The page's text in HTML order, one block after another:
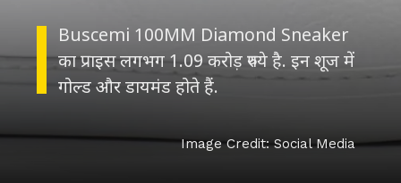
Buscemi 100MM Diamond Sneaker
का प्राइस लगभग 1.09 करोड़ रुपये है. इन शूज में
Image Credit: Social Media